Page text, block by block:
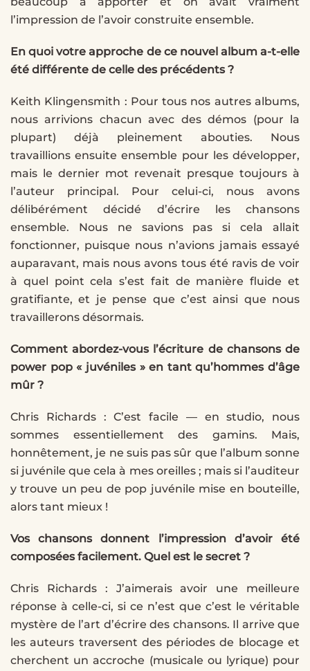
l’impression de l’avoir construite ensemble.
En quoi votre approche de ce nouvel album a-t-elle
été différente de celle des précédents ?
Keith Klingensmith : Pour tous nos autres albums,
nous arrivions chacun avec des démos (pour la
plupart) déjà pleinement abouties. Nous
travaillions ensuite ensemble pour les développer,
mais le dernier mot revenait presque toujours à
l’auteur principal. Pour celui-ci, nous avons
délibérément décidé d’écrire les chansons
ensemble. Nous ne savions pas si cela allait
fonctionner, puisque nous n’avions jamais essayé
auparavant, mais nous avons tous été ravis de voir
à quel point cela s’est fait de manière fluide et
gratifiante, et je pense que c’est ainsi que nous
travaillerons désormais.
Comment abordez-vous l’écriture de chansons de
power pop « juvéniles » en tant qu’hommes d’âge
mûr ?
Chris Richards : C’est facile — en studio, nous
sommes essentiellement des gamins. Mais,
honnêtement, je ne suis pas sûr que l’album sonne
si juvénile que cela à mes oreilles ; mais si l’auditeur
y trouve un peu de pop juvénile mise en bouteille,
alors tant mieux !
Vos chansons donnent l’impression d’avoir été
composées facilement. Quel est le secret ?
Chris Richards : J’aimerais avoir une meilleure
réponse à celle-ci, si ce n’est que c’est le véritable
mystère de l’art d’écrire des chansons. Il arrive que
les auteurs traversent des périodes de blocage et
cherchent un accroche (musicale ou lyrique) pour